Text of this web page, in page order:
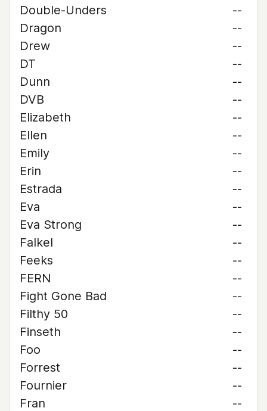
Double-Unders
--
Dragon
--
Drew
--
DT
--
Dunn
--
DVB
--
Elizabeth
--
Ellen
--
Emily
--
Erin
--
Estrada
--
Eva
--
Eva Strong
--
Falkel
--
Feeks
--
FERN
--
Fight Gone Bad
--
Filthy 50
--
Finseth
--
Foo
--
Forrest
--
Fournier
--
Fran
--